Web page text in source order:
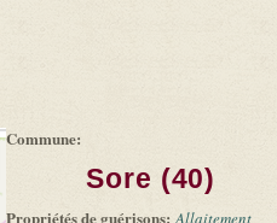
Commune:
Sore (40)
Propriétés de guérisons:Allaitement